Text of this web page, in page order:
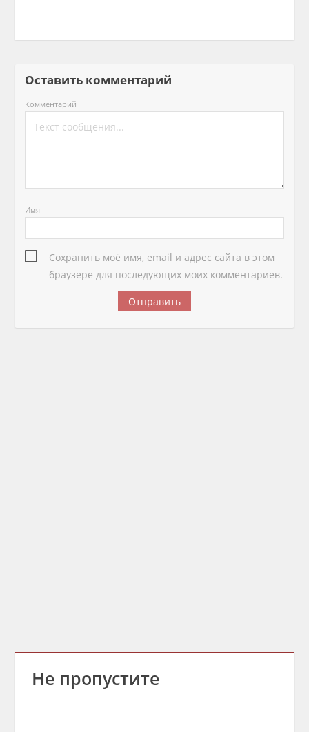
Оставить комментарий
Комментарий
Имя
Сохранить моё имя, email и адрес сайта в этом
браузере для последующих моих комментариев.
Не пропустите